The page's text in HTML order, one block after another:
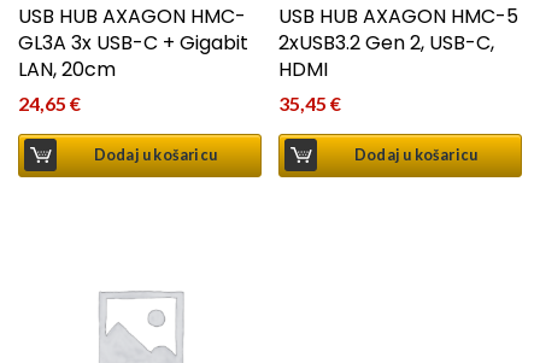
USB HUB AXAGON HMC-
GL3A 3x USB-C + Gigabit
LAN, 20cm
24,65 €
Dodaj u košaricu
USB HUB AXAGON HMC-5
2xUSB3.2 Gen 2, USB-C,
HDMI
35,45€
Dodaj u košaricu